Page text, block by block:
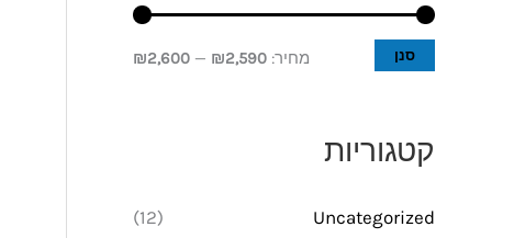
סנן מחיר: ₪2,590
—
₪2,600
קטגוריות
Uncategorized
(12)